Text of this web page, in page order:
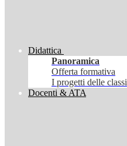
Didattica
Panoramica
Offerta formativa
I progetti delle classi
Docenti & ATA